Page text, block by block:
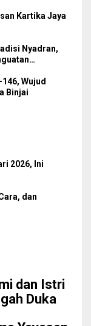
Kartika Jaya
Nyadran,
Wujud
Binjai
2026, Ini
dan
dan Istri
Duka